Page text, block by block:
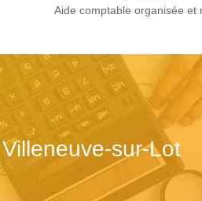
Aide comptable organisée et
sur-Lot